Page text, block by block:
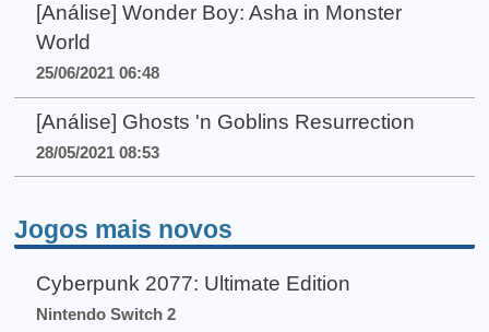
[Análise] Wonder Boy: Asha in Monster
World
25/06/2021 06:48
[Análise] Ghosts 'n Goblins Resurrection
28/05/2021 08:53
Jogos mais novos
Cyberpunk 2077: Ultimate Edition
Nintendo Switch 2